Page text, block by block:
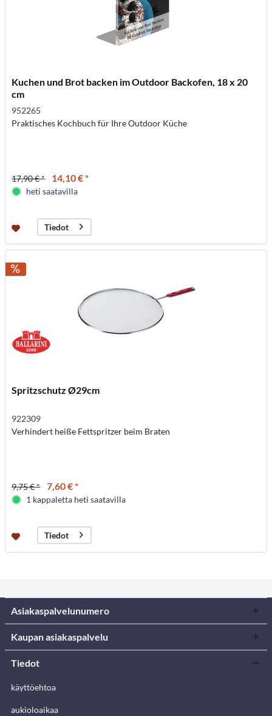
Kuchen und Brot backen im Outdoor Backofen, 18 x 20
cm
952265
Praktisches Kochbuch für Ihre Outdoor Küche
17,90 € * 14,10 € *
heti saatavilla
Tiedot
Spritzschutz Ø29cm
922309
Verhindert heiße Fettspritzer beim Braten
9,75 € * 7,60 € *
1 kappaletta heti saatavilla
Tiedot
Asiakaspalvelunumero
Kaupan asiakaspalvelu
Tiedot
käyttöehtoa
aukioloaikaa